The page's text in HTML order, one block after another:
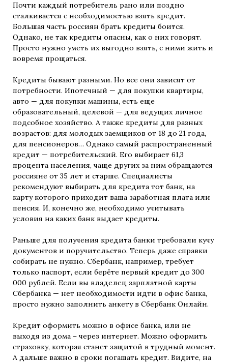
Почти каждый потребитель рано или поздно
сталкивается с необходимостью взять кредит.
Большая часть россиян брать кредиты боится.
Однако, не так кредиты опасны, как о них говорят.
Просто нужно уметь их выгодно взять, с ними жить и
вовремя прощаться.
Кредиты бывают разными. Но все они зависят от
потребности. Ипотечный — для покупки квартиры,
авто — для покупки машины, есть еще
образовательный, целевой — для ведущих личное
подсобное хозяйство. А также кредиты для разных
возрастов: для молодых заемщиков от 18 до 21 года,
для пенсионеров… Однако самый распространенный
кредит — потребительский. Его выбирает 61,3
процента населения, чаще других за ним обращаются
россияне от 35 лет и старше. Специалисты
рекомендуют выбирать для кредита тот банк, на
карту которого приходит ваша заработная плата или
пенсия. И, конечно же, необходимо учитывать
условия на каких банк выдает кредиты.
Раньше для получения кредита банки требовали кучу
документов и поручительство. Теперь даже справки
собирать не нужно. Сбербанк, например, требует
только паспорт, если берёте первый кредит до 300
000 рублей. Если вы владелец зарплатной карты
Сбербанка — нет необходимости идти в офис банка,
просто нужно заполнить анкету в Сбербанк Онлайн.
Кредит оформить можно в офисе банка, или не
выходя из дома – через интернет. Можно оформить
страховку, которая станет защитой в трудный момент.
А дальше важно в сроки погашать кредит. Видите, на